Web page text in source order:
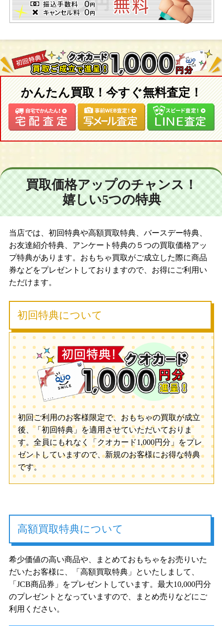
かんたん買取！今すぐ無料査定！
買取価格アップのチャンス！
嬉しい5つの特典
当店では、初回特典や高額買取特典、バースデー特典、
お友達紹介特典、アンケート特典の５つの買取価格アッ
プ特典があります。おもちゃ買取がご成立した際に商品
券などをプレゼントしておりますので、お得にご利用い
ただけます。
初回特典について
初回ご利用のお客様限定で、おもちゃの買取が成立
後、「初回特典」を適用させていただいておりま
す。全員にもれなく「クオカード1,000円分」をプレ
ゼントしていますので、新規のお客様にお得な特典
です。
高額買取特典について
希少価値の高い商品や、まとめておもちゃをお売りいた
だいたお客様に、「高額買取特典」といたしまして、
「JCB商品券」をプレゼントしています。最大10,000円分
のプレゼントとなっていますので、まとめ売りなどにご
利用ください。